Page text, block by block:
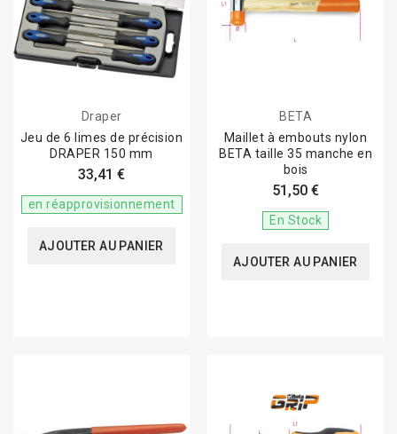
Draper
Jeu de 6 limes de précision
DRAPER 150 mm
33,41 €
en réapprovisionnement
AJOUTER AU PANIER
BETA
Maillet à embouts nylon
BETA taille 35 manche en
bois
51,50 €
En Stock
AJOUTER AU PANIER